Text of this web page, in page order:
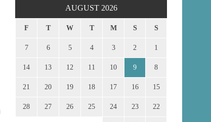
AUGUST 2026
S
S
M
T
W
T
F
1
2
3
4
5
6
7
8
9
10
11
12
13
14
15
16
17
18
19
20
21
22
23
24
25
26
27
28